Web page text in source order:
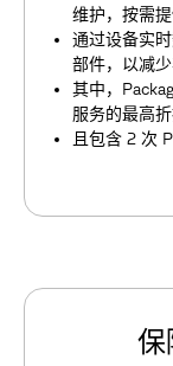
维护，按需
通过设备实
部件，以减少
其中，
服务的最高折
且包含 2 次
保